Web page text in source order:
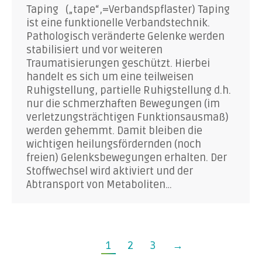
Taping („tape“,=Verbandspflaster) Taping
ist eine funktionelle Verbandstechnik.
Pathologisch veränderte Gelenke werden
stabilisiert und vor weiteren
Traumatisierungen geschützt. Hierbei
handelt es sich um eine teilweisen
Ruhigstellung, partielle Ruhigstellung d.h.
nur die schmerzhaften Bewegungen (im
verletzungsträchtigen Funktionsausmaß)
werden gehemmt. Damit bleiben die
wichtigen heilungsfördernden (noch
freien) Gelenksbewegungen erhalten. Der
Stoffwechsel wird aktiviert und der
Abtransport von Metaboliten…
1 2 3 →